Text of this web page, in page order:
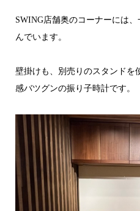
SWING店舗奥のコーナーには
んでいます。
壁掛けも、別売りのスタンドを
感バツグンの振り子時計です。